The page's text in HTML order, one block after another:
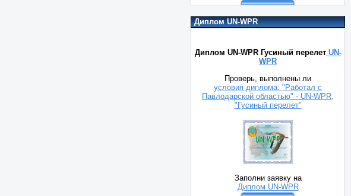
Диплом UN-WPR
Диплом UN-WPR Гусиный перелетUN-
WPR
Проверь, выполнены ли
условия диплома: "Работал с
Павлодарской областью" - UN-WPR,
"Гусиный перелет"
Заполни заявку на
Диплом UN-WPR